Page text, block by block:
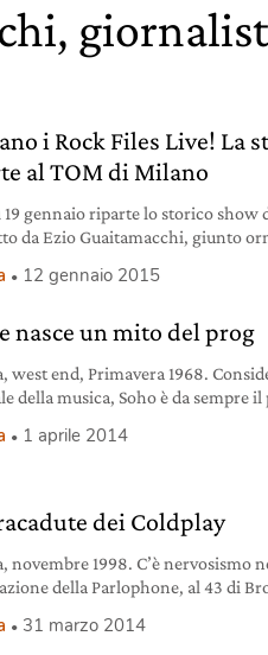
i Rock Files Live! La
al TOM di Milano
19 gennaio riparte lo storico show
da Ezio Guaitamacchi, giunto
ha ospitato un mix di artisti in
12 gennaio 2015
nasce un mito del prog
west end, Primavera 1968.
della musica, Soho è da sempre
risorti centinaia di locali e club. Al
1 aprile 2014
dei Coldplay
novembre 1998. C’è nervosismo
della Parlophone, al 43 di
anche perchè Chris si è
31 marzo 2014